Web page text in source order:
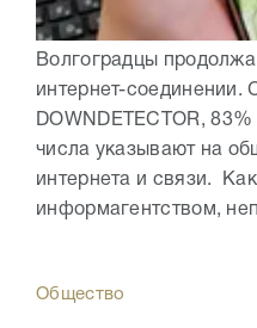
Волгоградцы
интернет-соединении.
DOWNDETECTOR,
числа указывают на
интернета и связи.
информагентством,
Общество